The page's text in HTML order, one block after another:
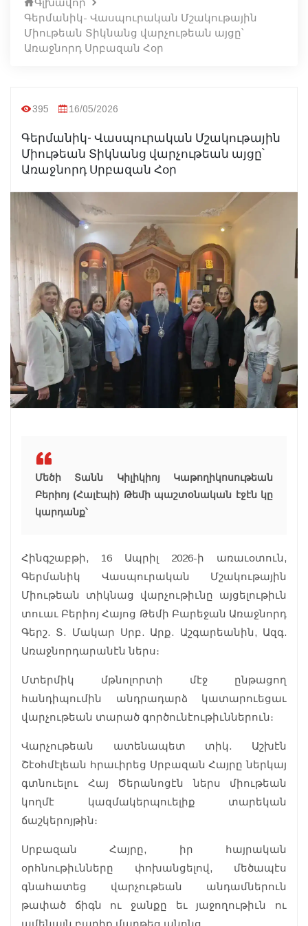
Գերմանիկ- Վասպուրական Մշակութային
Միութեան Տիկնանց վարչութեան այցը՝
Առաջնորդ Սրբազան Հօր
395 16/05/2026
Գերմանիկ- Վասպուրական Մշակութային
Միութեան Տիկնանց վարչութեան այցը՝
Առաջնորդ Սրբազան Հօր
Մեծի Տանն Կիլիկիոյ Կաթողիկոսութեան
Բերիոյ (Հալէպի) Թեմի պաշտօնական էջէն կը
կարդանք՝
Հինգշաբթի, 16 Ապրիլ 2026-ի առաւօտուն,
Գերմանիկ Վասպուրական Մշակութային
Միութեան տիկնաց վարչութիւնը այցելութիւն
տուաւ Բերիոյ Հայոց Թեմի Բարեջան Առաջնորդ
Գերշ. Տ. Մակար Սրբ. Արք. Աշգարեանին, Ազգ.
Առաջնորդարանէն ներս։
Մտերմիկ մթնոլորտի մէջ ընթացող
հանդիպումին անդրադարձ կատարուեցաւ
վարչութեան տարած գործունէութիւններուն։
Վարչութեան ատենապետ տիկ. Աշխէն
Շէօհմէլեան հրաւիրեց Սրբազան Հայրը ներկայ
գտնուելու Հայ Ծերանոցէն ներս միութեան
կողմէ կազմակերպուելիք տարեկան
ճաշկերոյթին։
Սրբազան Հայրը, իր հայրական
օրհնութիւնները փոխանցելով, մեծապէս
գնահատեց վարչութեան անդամներուն
թափած ճիգն ու ջանքը եւ յաջողութիւն ու
ամենայն բարիք մաղթեց անոնց